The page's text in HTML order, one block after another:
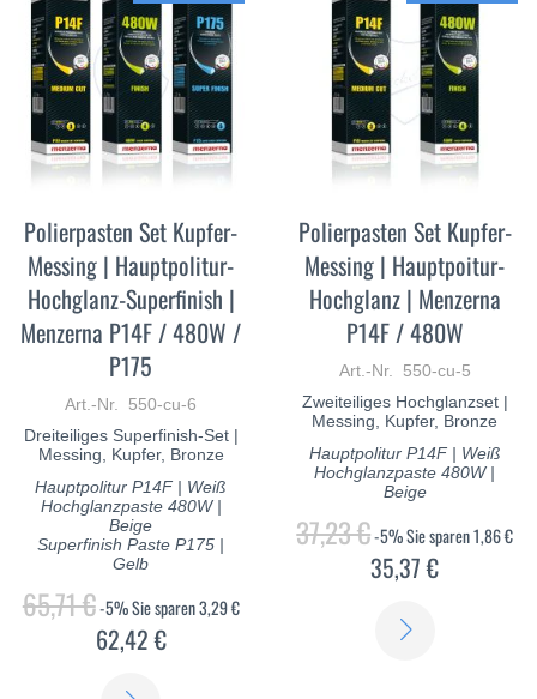
Polierpasten Set Kupfer-
Messing | Hauptpolitur-
Hochglanz-Superfinish |
Menzerna P14F / 480W /
P175
Art.-Nr. 550-cu-6
Dreiteiliges Superfinish-Set |
Messing, Kupfer, Bronze
Hauptpolitur P14F | Weiß
Hochglanzpaste 480W |
Beige
Superfinish Paste P175 |
Gelb
65,71 €-5%Sie sparen3,29 €
62,42 €
Polierpasten Set Kupfer-
Messing | Hauptpoitur-
Hochglanz | Menzerna
P14F / 480W
Art.-Nr. 550-cu-5
Zweiteiliges Hochglanzset |
Messing, Kupfer, Bronze
Hauptpolitur P14F | Weiß
Hochglanzpaste 480W |
Beige
37,23 €-5%Sie sparen1,86 €
35,37 €